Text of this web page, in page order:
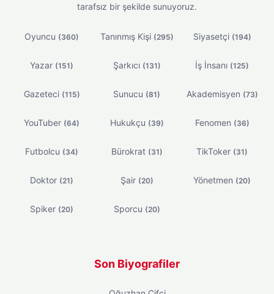
tarafsız bir şekilde sunuyoruz.
Oyuncu (360) Tanınmış Kişi (295) Siyasetçi (194)
Yazar (151) Şarkıcı (131) İş İnsanı (125)
Gazeteci (115) Sunucu (81) Akademisyen (73)
YouTuber (64) Hukukçu (39) Fenomen (36)
Futbolcu (34) Bürokrat (31) TikToker (31)
Doktor (21) Şair (20) Yönetmen (20)
Spiker (20) Sporcu (20)
Son Biyografiler